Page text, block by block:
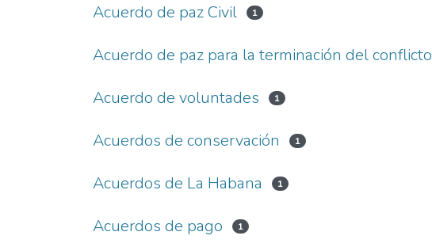
Acuerdo de paz Civil 1
Acuerdo de paz para la terminación del conflicto
Acuerdo de voluntades 1
Acuerdos de conservación 1
Acuerdos de La Habana 1
Acuerdos de pago 1